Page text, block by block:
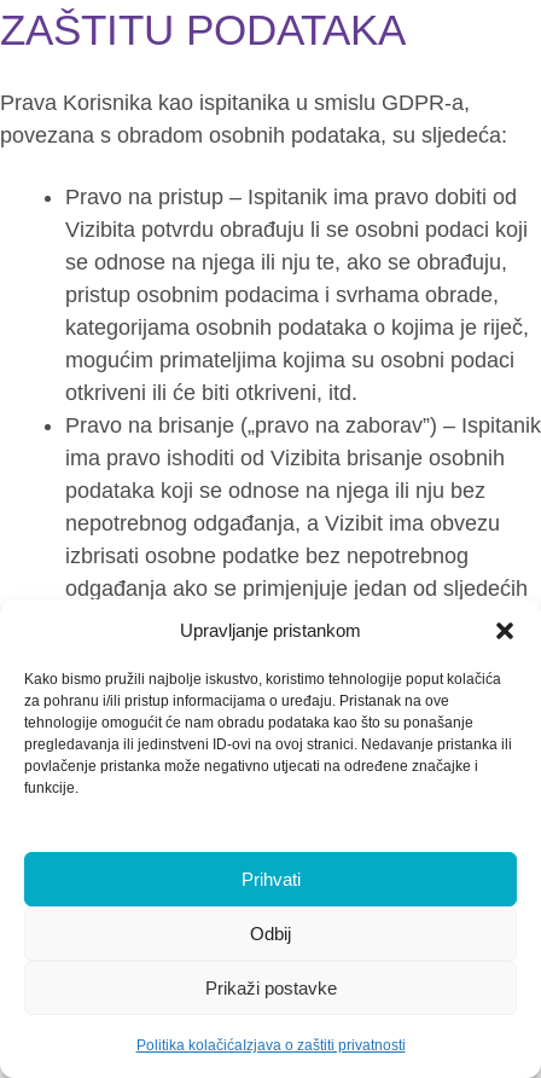
Upravljanje pristankom
Kako bismo pružili najbolje iskustvo, koristimo tehnologije poput kolačića
za pohranu i/ili pristup informacijama o uređaju. Pristanak na ove
tehnologije omogućit će nam obradu podataka kao što su ponašanje
pregledavanja ili jedinstveni ID-ovi na ovoj stranici. Nedavanje pristanka ili
povlačenje pristanka može negativno utjecati na određene značajke i
funkcije.
Prihvati
Odbij
Prikaži postavke
Politika kolačićaIzjava o zaštiti privatnosti
ZAŠTITU PODATAKA
Prava Korisnika kao ispitanika u smislu GDPR-a,
povezana s obradom osobnih podataka, su sljedeća:
Pravo na pristup – Ispitanik ima pravo dobiti od
Vizibita potvrdu obrađuju li se osobni podaci koji
se odnose na njega ili nju te, ako se obrađuju,
pristup osobnim podacima i svrhama obrade,
kategorijama osobnih podataka o kojima je riječ,
mogućim primateljima kojima su osobni podaci
otkriveni ili će biti otkriveni, itd.
Pravo na brisanje („pravo na zaborav”) – Ispitanik
ima pravo ishoditi od Vizibita brisanje osobnih
podataka koji se odnose na njega ili nju bez
nepotrebnog odgađanja, a Vizibit ima obvezu
izbrisati osobne podatke bez nepotrebnog
odgađanja ako se primjenjuje jedan od sljedećih
osobni podaci više nisu nužni u odnosu na svrhe
u koje su prikupljeni ili na drugi način obrađeni;
ispitanik povuče privolu na kojoj se obrada
temelji i ako ne postoji druga pravna osnova za
ispitanik uloži prigovor na obradu, a legitimni
razlozi za ostvarivanje prava na brisanje
podataka/Voditelja obrade za obradu i/ili pohranu
osobnih podataka;
osobni podaci moraju se brisati radi poštivanja